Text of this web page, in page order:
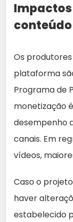
conteúdo
Os
plataforma
Programa de
monetização
desempenho
canais. Em
vídeos,
Caso o
haver
estabelecido